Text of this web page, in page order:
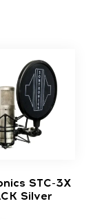
STC-3X
Silver